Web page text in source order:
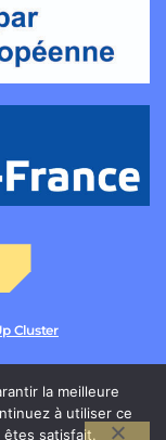
Cluster
la meilleure
à utiliser ce
satisfait.